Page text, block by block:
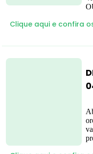
Clique aqui e confira